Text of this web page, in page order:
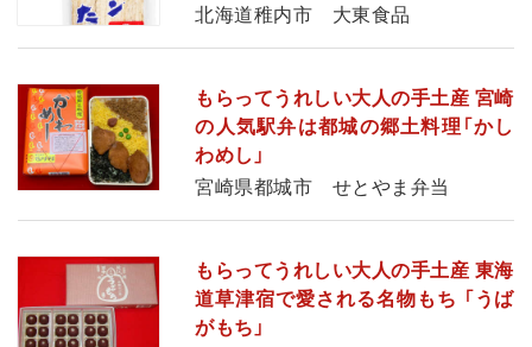
北海道稚内市 大東食品
もらってうれしい大人の手土産 宮崎
の人気駅弁は都城の郷土料理「かし
わめし」
宮崎県都城市 せとやま弁当
もらってうれしい大人の手土産 東海
道草津宿で愛される名物もち 「うば
がもち」